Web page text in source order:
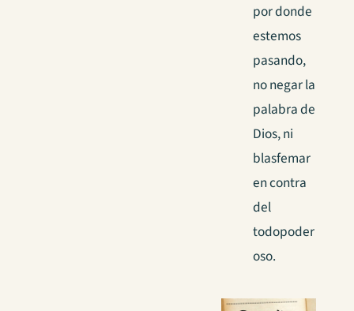
por donde
estemos
pasando,
no negar la
palabra de
Dios, ni
blasfemar
en contra
del
todopoder
oso.